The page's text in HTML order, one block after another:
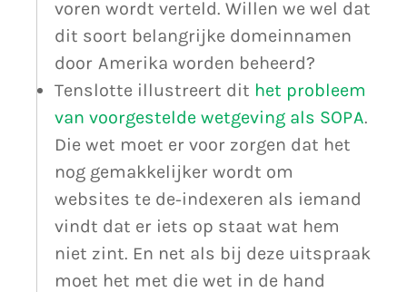
voren wordt verteld. Willen we wel dat
dit soort belangrijke domeinnamen
door Amerika worden beheerd?
Tenslotte illustreert dit het probleem
van voorgestelde wetgeving als SOPA.
Die wet moet er voor zorgen dat het
nog gemakkelijker wordt om
websites te de-indexeren als iemand
vindt dat er iets op staat wat hem
niet zint. En net als bij deze uitspraak
moet het met die wet in de hand